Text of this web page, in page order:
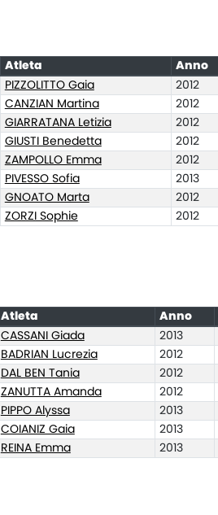
Atleta Anno
PIZZOLITTO Gaia 2012
CANZIAN Martina 2012
GIARRATANA Letizia 2012
GIUSTI Benedetta 2012
ZAMPOLLO Emma 2012
PIVESSO Sofia 2013
GNOATO Marta 2012
ZORZI Sophie 2012
Atleta Anno
CASSANI Giada 2013
BADRIAN Lucrezia 2012
DAL BEN Tania 2012
ZANUTTA Amanda 2012
PIPPO Alyssa 2013
COIANIZ Gaia 2013
REINA Emma 2013